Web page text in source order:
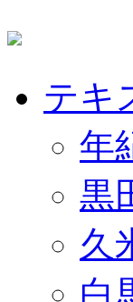
テキ
年
黒
久
白